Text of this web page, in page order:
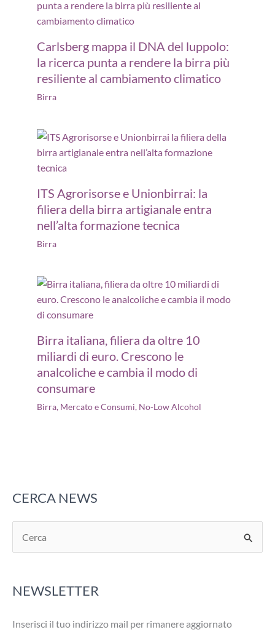
Carlsberg mappa il DNA del luppolo:
la ricerca punta a rendere la birra più
resiliente al cambiamento climatico
Birra
ITS Agrorisorse e Unionbirrai: la
filiera della birra artigianale entra
nell’alta formazione tecnica
Birra
Birra italiana, filiera da oltre 10
miliardi di euro. Crescono le
analcoliche e cambia il modo di
consumare
Birra, Mercato e Consumi, No-Low Alcohol
CERCA NEWS
e
c
:
NEWSLETTER
Inserisci il tuo indirizzo mail per rimanere aggiornato